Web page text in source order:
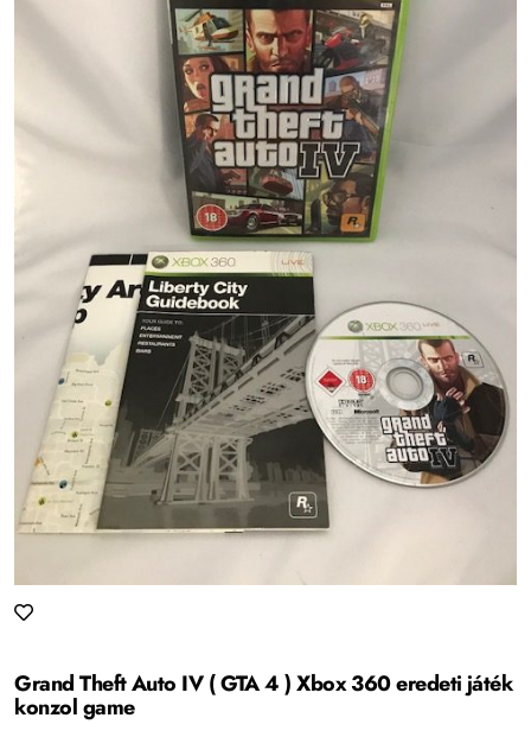
Grand Theft Auto IV ( GTA 4 ) Xbox 360 eredeti játék
konzol game